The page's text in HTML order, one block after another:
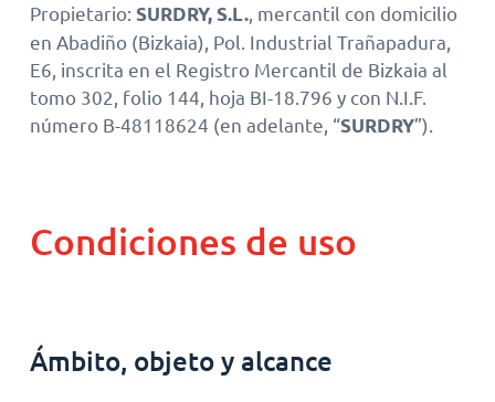
Propietario: SURDRY, S.L., mercantil con domicilio
en Abadiño (Bizkaia), Pol. Industrial Trañapadura,
E6, inscrita en el Registro Mercantil de Bizkaia al
tomo 302, folio 144, hoja BI-18.796 y con N.I.F.
número B-48118624 (en adelante, “SURDRY”).
Condiciones de uso
Ámbito, objeto y alcance